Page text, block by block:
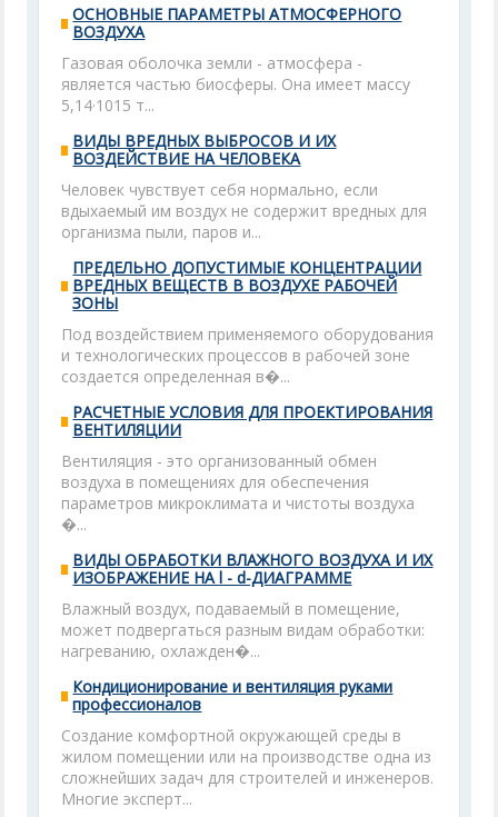
ОСНОВНЫЕ ПАРАМЕТРЫ АТМОСФЕРНОГО
ВОЗДУХА
Газовая оболочка земли - атмосфера -
является частью биосферы. Она имеет массу
5,14·1015 т...
ВИДЫ ВРЕДНЫХ ВЫБРОСОВ И ИХ
ВОЗДЕЙСТВИЕ НА ЧЕЛОВЕКА
Человек чувствует себя нормально, если
вдыхаемый им воздух не содержит вредных для
организма пыли, паров и...
ПРЕДЕЛЬНО ДОПУСТИМЫЕ КОНЦЕНТРАЦИИ
ВРЕДНЫХ ВЕЩЕСТВ В ВОЗДУХЕ РАБОЧЕЙ
ЗОНЫ
Под воздействием применяемого оборудования
и технологических процессов в рабочей зоне
создается определенная в�...
РАСЧЕТНЫЕ УСЛОВИЯ ДЛЯ ПРОЕКТИРОВАНИЯ
ВЕНТИЛЯЦИИ
Вентиляция - это организованный обмен
воздуха в помещениях для обеспечения
параметров микроклимата и чистоты воздуха
�...
ВИДЫ ОБРАБОТКИ ВЛАЖНОГО ВОЗДУХА И ИХ
ИЗОБРАЖЕНИЕ НА l - d-ДИАГРАММЕ
Влажный воздух, подаваемый в помещение,
может подвергаться разным видам обработки:
нагреванию, охлажден�...
Кондиционирование и вентиляция руками
профессионалов
Создание комфортной окружающей среды в
жилом помещении или на производстве одна из
сложнейших задач для строителей и инженеров.
Многие эксперт...